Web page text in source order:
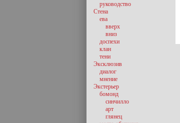
руководство
Стена
ева
вверх
вниз
доспехи
клан
тени
Эксклюзив
диалог
мнение
Экстерьер
бомонд
синчилло
арт
глянец